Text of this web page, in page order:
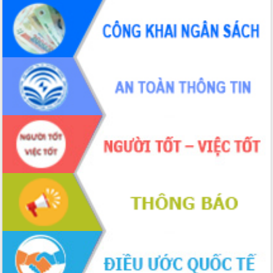
Hội thảo khoa học “Giải pháp thúc đẩy
phát triển nền kinh tế xanh tại tỉnh
Đắk Lắk”
Tăng cường giám sát, đôn đốc thực
hiện nhiệm vụ quản lý tài sản công
hàng tuần
Tháo gỡ những vướng mắc, đẩy mạnh
công tác cải cách thủ tục hành chính
tại Trung tâm Phục vụ hành chính
công tỉnh
Đắk Lắk: Tôn vinh 46 giải pháp tại Hội
thi Sáng tạo Kỹ thuật 2024 - 2025
Đắk Lắk rà soát, điều chỉnh Đề án 190
về phát triển nuôi trồng thủy sản
Phó Chủ tịch UBND tỉnh Đắk Lắk
Trương Công Thái kiểm tra thực địa
Dự án cao tốc Khánh Hòa - Buôn Ma
Thuột
Định vị cà phê Việt Nam như một “di
sản sống” trong dòng chảy toàn cầu